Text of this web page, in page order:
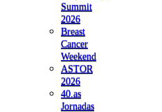
Summit
2026
Breast
Cancer
Weekend
ASTOR
2026
40.as
Jornadas